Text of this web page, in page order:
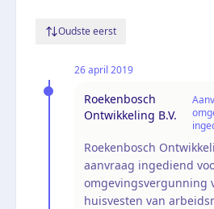
Oudste eerst
26 april 2019
Roekenbosch
Ontwikkeling B.V.
Roekenbosch
aanvraag ingediend
omgevingsvergunning
huisvesten van